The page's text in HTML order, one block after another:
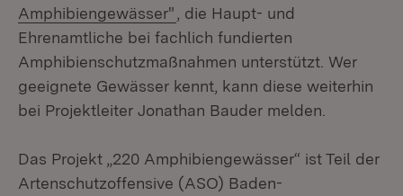
Amphibiengewässer" (Öffnet in neuem Fenster)
, die Haupt- und
Ehrenamtliche bei fachlich fundierten
Amphibienschutzmaßnahmen unterstützt. Wer
geeignete Gewässer kennt, kann diese weiterhin
bei Projektleiter Jonathan Bauder melden.
Das Projekt „220 Amphibiengewässer“ ist Teil der
Artenschutzoffensive (ASO) Baden-